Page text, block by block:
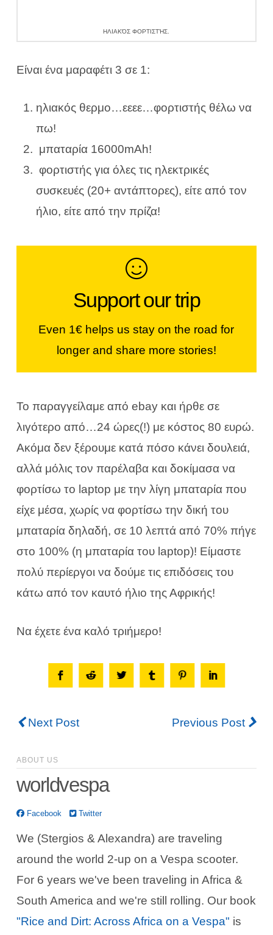
ΗΛΙΑΚΌΣ ΦΟΡΤΙΣΤΉΣ.
Είναι ένα μαραφέτι 3 σε 1:
ηλιακός θερμο…εεεε…φορτιστής θέλω να
πω!
μπαταρία 16000mAh!
φορτιστής για όλες τις ηλεκτρικές
συσκευές (20+ αντάπτορες), είτε από τον
ήλιο, είτε από την πρίζα!
Support our trip
Even 1€ helps us stay on the road for
longer and share more stories!
Make a contribution
If you like our stories, our photos &
videos, you can help us continue...
JOIN THE WORLDVESPA CREW!
Το παραγγείλαμε από ebay και ήρθε σε
λιγότερο από…24 ώρες(!) με κόστος 80 ευρώ.
Ακόμα δεν ξέρουμε κατά πόσο κάνει δουλειά,
αλλά μόλις τον παρέλαβα και δοκίμασα να
φορτίσω το laptop με την λίγη μπαταρία που
είχε μέσα, χωρίς να φορτίσω την δική του
μπαταρία δηλαδή, σε 10 λεπτά από 70% πήγε
στο 100% (η μπαταρία του laptop)! Είμαστε
πολύ περίεργοι να δούμε τις επιδόσεις του
κάτω από τον καυτό ήλιο της Αφρικής!
Να έχετε ένα καλό τριήμερο!
Next Post Previous Post
ABOUT US
worldvespa
Facebook Twitter
We (Stergios & Alexandra) are traveling
around the world 2-up on a Vespa scooter.
For 6 years we've been traveling in Africa &
South America and we're still rolling. Our book
"Rice and Dirt: Across Africa on a Vespa" is